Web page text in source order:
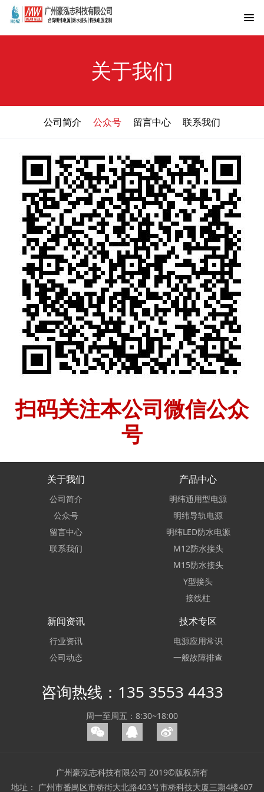
关于我们
公司简介 公众号 留言中心 联系我们
扫码关注本公司微信公众
号
关于我们
公司简介
公众号
留言中心
联系我们
产品中心
明纬通用型电源
明纬导轨电源
明纬LED防水电源
M12防水接头
M15防水接头
Y型接头
接线柱
新闻资讯
行业资讯
公司动态
技术专区
电源应用常识
一般故障排查
咨询热线：135 3553 4433
周一至周五：8:30~18:00
广州豪泓志科技有限公司 2019©版权所有
地址： 广州市番禺区市桥街大北路403号市桥科技大厦三期4楼407